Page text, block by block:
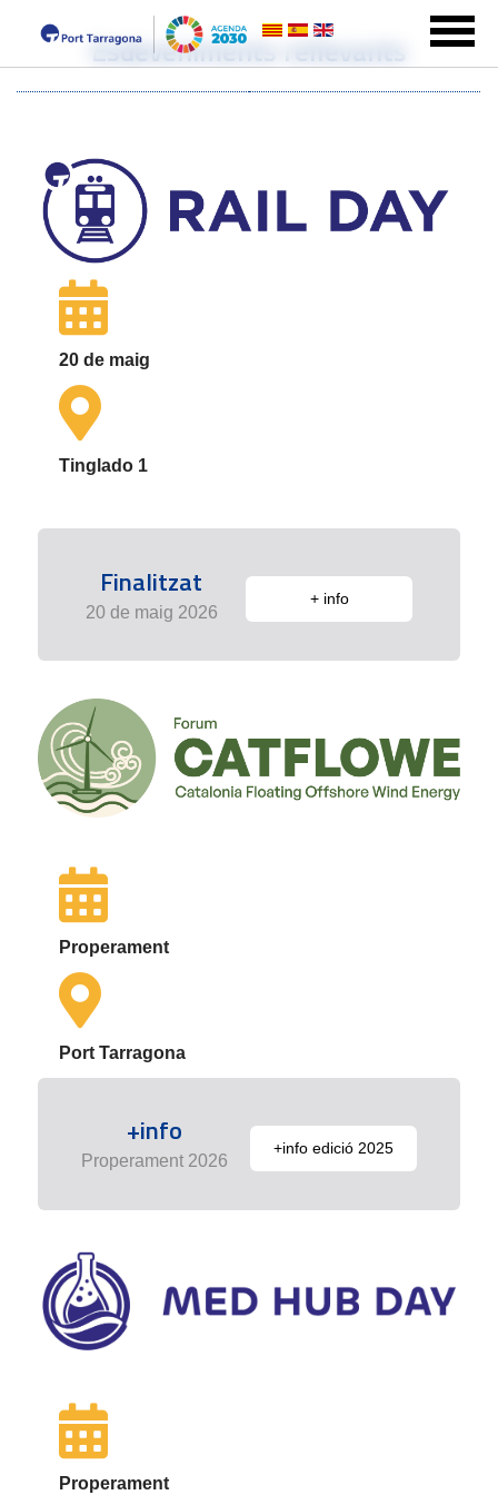
Esdeveniments rellevants
20 de maig
Tinglado 1
Finalitzat
20 de maig 2026
+ info
Properament
Port Tarragona
+info
Properament 2026
+info edició 2025
Properament